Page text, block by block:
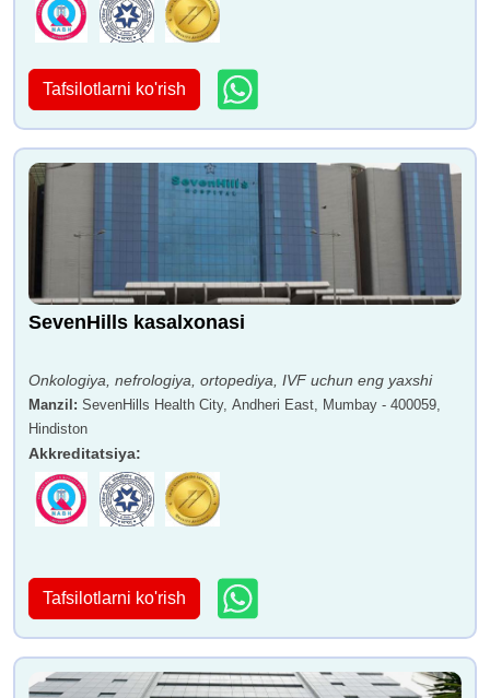
Tafsilotlarni ko'rish
SevenHills kasalxonasi
Onkologiya, nefrologiya, ortopediya, IVF uchun eng yaxshi
Manzil : SevenHills Health City, Andheri East, Mumbay - 400059,
Hindiston
Akkreditatsiya:
Tafsilotlarni ko'rish